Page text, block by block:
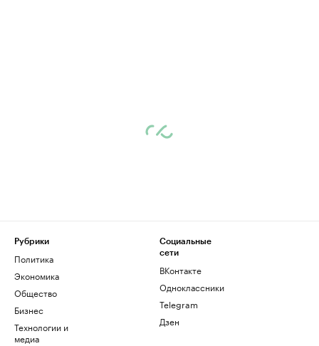
Рубрики
Политика
Экономика
Общество
Бизнес
Технологии и
медиа
Социальные
сети
ВКонтакте
Одноклассники
Telegram
Дзен